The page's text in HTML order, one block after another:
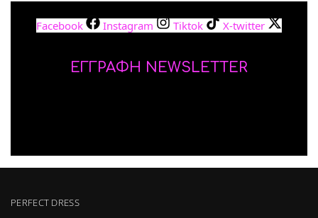
Facebook Instagram Tiktok X-twitter
ΕΓΓΡΑΦΗ NEWSLETTER
PERFECT DRESS